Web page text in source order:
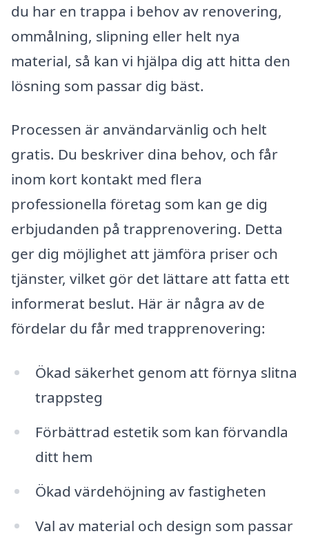
du har en trappa i behov av renovering,
ommålning, slipning eller helt nya
material, så kan vi hjälpa dig att hitta den
lösning som passar dig bäst.
Processen är användarvänlig och helt
gratis. Du beskriver dina behov, och får
inom kort kontakt med flera
professionella företag som kan ge dig
erbjudanden på trapprenovering. Detta
ger dig möjlighet att jämföra priser och
tjänster, vilket gör det lättare att fatta ett
informerat beslut. Här är några av de
fördelar du får med trapprenovering:
Ökad säkerhet genom att förnya slitna
trappsteg
Förbättrad estetik som kan förvandla
ditt hem
Ökad värdehöjning av fastigheten
Val av material och design som passar